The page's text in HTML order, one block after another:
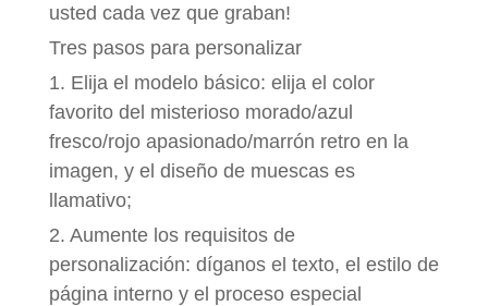
usted cada vez que graban!
Tres pasos para personalizar
1. Elija el modelo básico: elija el color
favorito del misterioso morado/azul
fresco/rojo apasionado/marrón retro en la
imagen, y el diseño de muescas es
llamativo;
2. Aumente los requisitos de
personalización: díganos el texto, el estilo de
página interno y el proceso especial